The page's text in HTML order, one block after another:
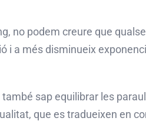
no podem creure que
i a més disminueix
també sap equilibrar les
que es tradueixen en